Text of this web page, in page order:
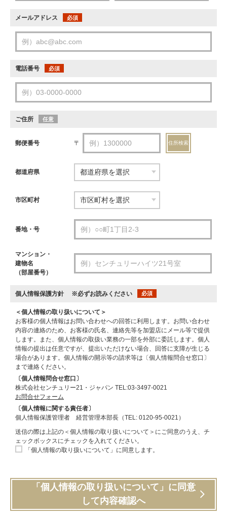
メールアドレス 必須
電話番号 必須
ご住所 任意
郵便番号 〒 住所検索
都道府県
市区町村
番地・号
マンション・
建物名
（部屋番号）
個人情報保護方針 ※必ずお読みください 必須
＜個人情報の取り扱いについて＞
お客様の個人情報はお問い合わせへの回答に利用します。お問い合わせ
内容の連絡のため、お客様の氏名、連絡先等を加盟店にメール等で提供
します。また、個人情報の取扱い業務の一部を外部に委託します。個人
情報の提出は任意ですが、提出いただけない場合、回答に支障が生じる
場合があります。個人情報の開示等の請求等は〔個人情報問合せ窓口〕
まで連絡ください。
〔個人情報問合せ窓口〕
株式会社センチュリー21・ジャパン TEL:03-3497-0021
お問合せフォーム
〔個人情報に関する責任者〕
個人情報保護管理者 経営管理本部長（TEL: 0120-95-0021）
送信の際は上記の＜個人情報の取り扱いについて＞にご同意のうえ、チ
ェックボックスにチェックを入れてください。
「個人情報の取り扱いについて」に同意します。
「個人情報の取り扱いについて」に同意
して内容確認へ